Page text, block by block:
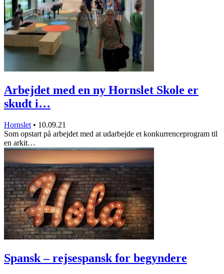
Arbejdet med en ny Hornslet Skole er
skudt i…
Hornslet • 10.09.21
Som opstart på arbejdet med at udarbejde et konkurrenceprogram til
en arkit…
Spansk – rejsespansk for begyndere